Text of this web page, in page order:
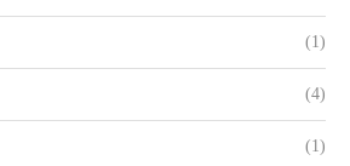
(1)
(4)
(1)